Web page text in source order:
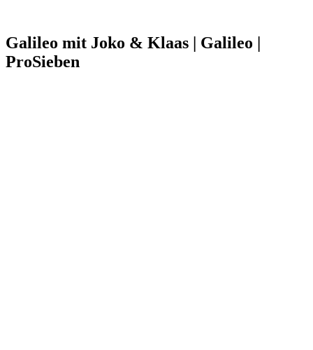
Galileo mit Joko & Klaas | Galileo |
ProSieben